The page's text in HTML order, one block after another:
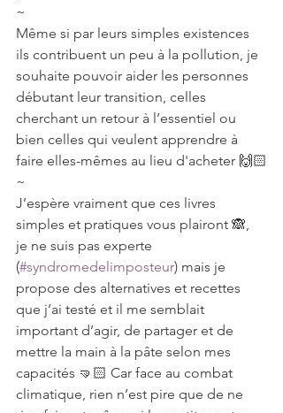
~
Même si par leurs simples existences
ils contribuent un peu à la pollution, je
souhaite pouvoir aider les personnes
débutant leur transition, celles
cherchant un retour à l’essentiel ou
bien celles qui veulent apprendre à
faire elles-mêmes au lieu d'acheter 🙌🏻
~
J’espère vraiment que ces livres
simples et pratiques vous plairont 🙈,
je ne suis pas experte
(#syndromedelimposteur) mais je
propose des alternatives et recettes
que j’ai testé et il me semblait
important d’agir, de partager et de
mettre la main à la pâte selon mes
capacités 🤜🏻 Car face au combat
climatique, rien n’est pire que de ne